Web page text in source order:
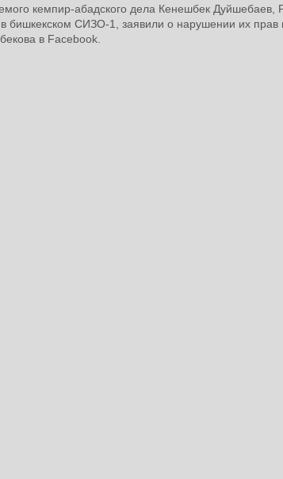
кемпир-абадского дела Кенешбек
бишкекском СИЗО-1, заявили о нарушении их
в Facebook.